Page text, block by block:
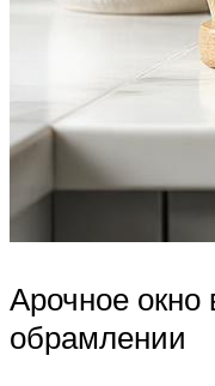
Арочное окно
обрамлении